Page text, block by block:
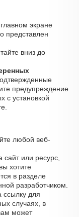
экране
представлен
вниз до
предупреждение
с установкой
любой веб-
сайт или ресурс,
хотите
в разделе
разработчиком.
для
случаях, в
может